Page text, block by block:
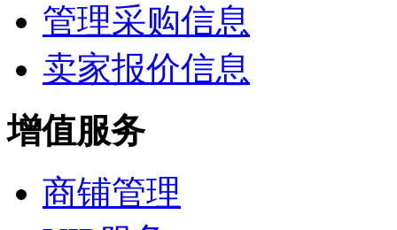
管理采购信息
卖家报价信息
增值服务
商铺管理